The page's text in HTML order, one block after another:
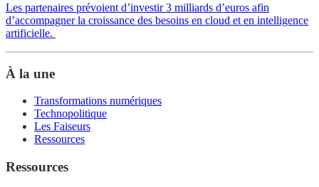
Les partenaires prévoient d’investir 3 milliards d’euros afin
d’accompagner la croissance des besoins en cloud et en intelligence
artificielle.
À la une
Transformations numériques
Technopolitique
Les Faiseurs
Ressources
Ressources